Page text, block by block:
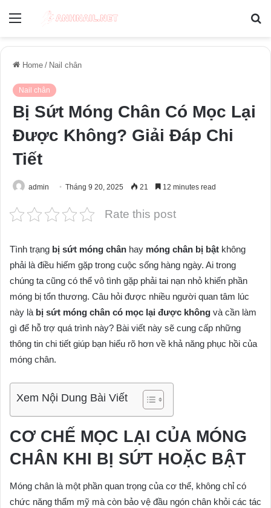
Menu
Home / Nail chân
Nail chân
Bị Sứt Móng Chân Có Mọc Lại
Được Không? Giải Đáp Chi
Tiết
admin Tháng 9 20, 2025 21 12 minutes read
Rate this post
Tình trạng bị sứt móng chân hay móng chân bị bật không
phải là điều hiếm gặp trong cuộc sống hàng ngày. Ai trong
chúng ta cũng có thể vô tình gặp phải tai nạn nhỏ khiến phần
móng bị tổn thương. Câu hỏi được nhiều người quan tâm lúc
này là bị sứt móng chân có mọc lại được không và cần làm
gì để hỗ trợ quá trình này? Bài viết này sẽ cung cấp những
thông tin chi tiết giúp bạn hiểu rõ hơn về khả năng phục hồi của
móng chân.
Xem Nội Dung Bài Viết
CƠ CHẾ MỌC LẠI CỦA MÓNG
CHÂN KHI BỊ SỨT HOẶC BẬT
Móng chân là một phần quan trọng của cơ thể, không chỉ có
chức năng thẩm mỹ mà còn bảo vệ đầu ngón chân khỏi các tác